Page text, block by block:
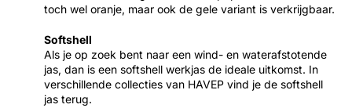
toch wel oranje, maar ook de gele variant is verkrijgbaar.
Softshell
Als je op zoek bent naar een wind- en waterafstotende
jas, dan is een softshell werkjas de ideale uitkomst. In
verschillende collecties van HAVEP vind je de softshell
jas terug.